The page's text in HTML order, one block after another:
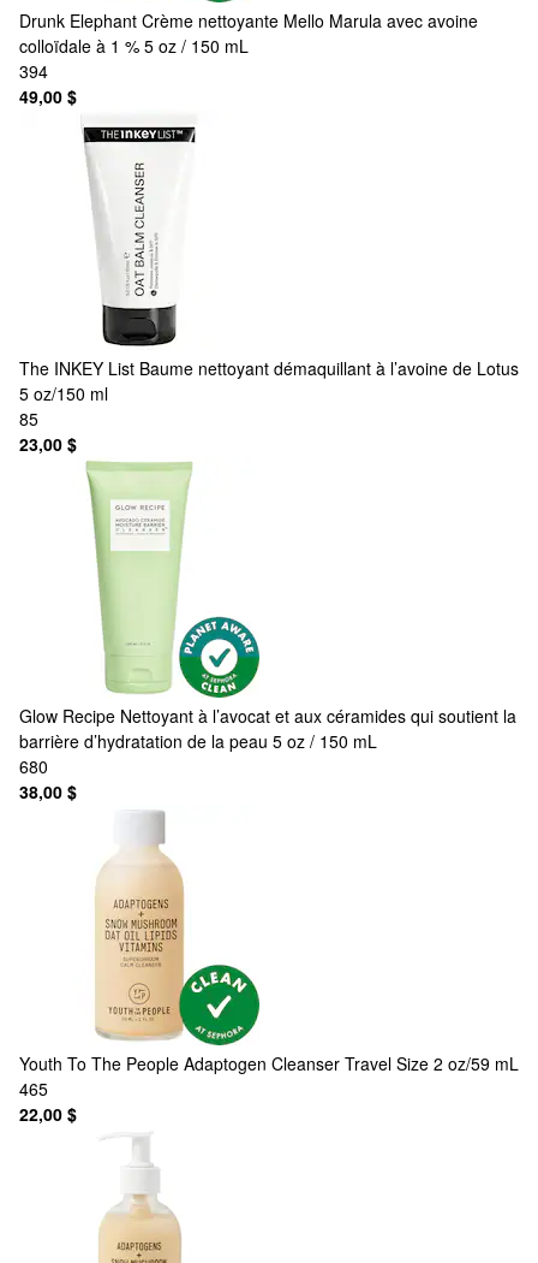
Drunk Elephant Crème nettoyante Mello Marula avec avoine
colloïdale à 1 % 5 oz / 150 mL
394
49,00 $
The INKEY List Baume nettoyant démaquillant à l’avoine de Lotus
5 oz/150 ml
85
23,00 $
Glow Recipe Nettoyant à l’avocat et aux céramides qui soutient la
barrière d’hydratation de la peau 5 oz / 150 mL
680
38,00 $
Youth To The People Adaptogen Cleanser Travel Size 2 oz/59 mL
465
22,00 $